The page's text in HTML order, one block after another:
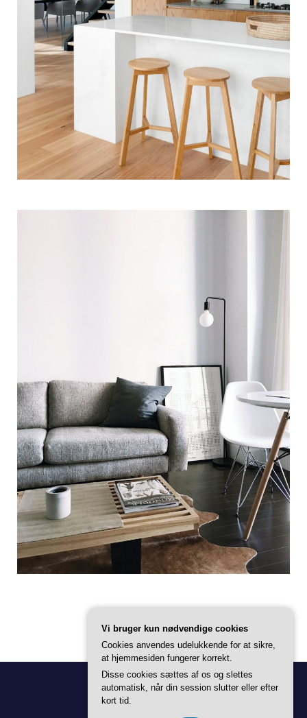
Vi bruger kun nødvendige cookies
Cookies anvendes udelukkende for at sikre,
at hjemmesiden fungerer korrekt.
Disse cookies sættes af os og slettes
automatisk, når din session slutter eller efter
kort tid.